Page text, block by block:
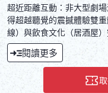
超近距離互動：非大型劇
得超越聽覺的震撼體驗雙
線）與飲食文化（居酒屋
被簡單複製、極具分享價值
閱讀更多